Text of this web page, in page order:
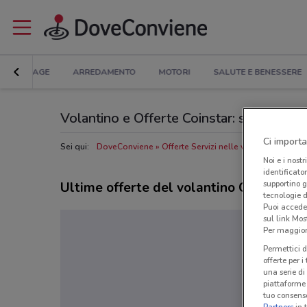
BRICOLAGE ARREDAMENTO MOTORI SALUTE E BENESSERE
Volantino e Offerte Coinstar: sfoglia il
Sei qui: DoveConviene Offerte Servizi nelle vicinanze
Ultime offerte del volantino Coinstar
Ci
Noi e i nostri
supportino
tecnologie
Puoi
sul link
Per
Permettici
offerte per
una serie
piattaforme
tuo